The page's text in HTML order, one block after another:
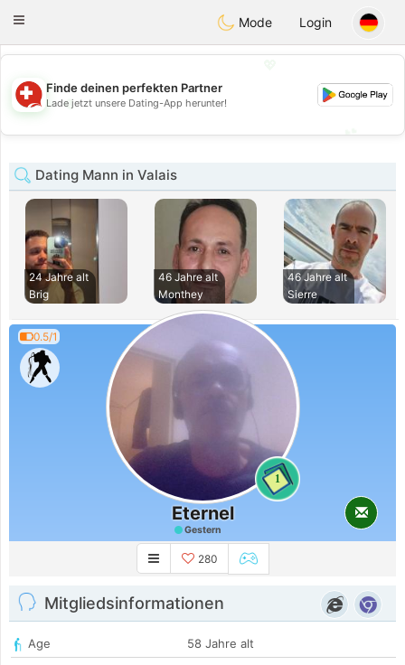
Suissi
Toggle
Mode Login
💖
💕
Finde deinen perfekten Partner
Lade jetzt unsere Dating-App herunter!
Dating Mann in Valais
24 Jahre alt
Brig
46 Jahre alt
Monthey
46 Jahre alt
Sierre
0.5/1
1
Eternel
Gestern
280
Mitgliedsinformationen
Age
58 Jahre alt